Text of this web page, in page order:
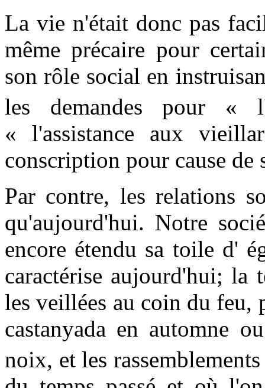
La vie n'était donc pas
même précaire pour
son rôle social en
les demandes pour «
« l'assistance aux
conscription pour cause
Par contre, les relations
qu'aujourd'hui. Notre
encore étendu sa toile d'
caractérise aujourd'hui; la
les veillées au coin du
castanyada en automne
noix, et les